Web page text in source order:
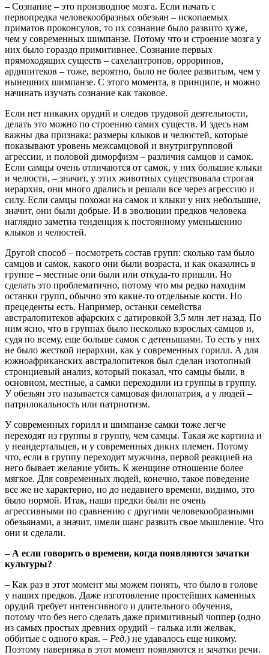
– Сознание – это производное мозга. Если начать с
первопредка человекообразных обезьян – ископаемых
приматов проконсулов, то их сознание было развито хуже,
чем у современных шимпанзе. Потому что и строение мозга у
них было гораздо примитивнее. Сознание первых
прямоходящих существ – сахелантропов, орроринов,
ардипитеков – тоже, вероятно, было не более развитым, чем у
нынешних шимпанзе. С этого момента, в принципе, и можно
начинать изучать сознание как таковое.
Если нет никаких орудий и следов трудовой деятельности,
делать это можно по строению самих существ. И здесь нам
важны два признака: размеры клыков и челюстей, которые
показывают уровень межсамцовой и внутригрупповой
агрессии, и половой диморфизм – различия самцов и самок.
Если самцы очень отличаются от самок, у них большие клыки
и челюсти, – значит, у этих животных существовала строгая
иерархия, они много дрались и решали все через агрессию и
силу. Если самцы похожи на самок и клыки у них небольшие,
значит, они были добрые. И в эволюции предков человека
наглядно заметна тенденция к постоянному уменьшению
клыков и челюстей.
Другой способ – посмотреть состав групп: сколько там было
самцов и самок, какого они были возраста, и как оказались в
группе – местные они были или откуда-то пришли. Но
сделать это проблематично, потому что мы редко находим
останки групп, обычно это какие-то отдельные кости. Но
прецеденты есть. Например, останки семейства
австралопитеков афарских с датировкой 3,5 млн лет назад. По
ним ясно, что в группах было несколько взрослых самцов и,
судя по всему, еще больше самок с детенышами. То есть у них
не было жесткой иерархии, как у современных горилл. А для
южноафриканских австралопитеков был сделан изотопный
стронциевый анализ, который показал, что самцы были, в
основном, местные, а самки переходили из группы в группу.
У обезьян это называется самцовая филопатрия, а у людей –
патрилокальность или патриотизм.
У современных горилл и шимпанзе самки тоже легче
переходят из группы в группу, чем самцы. Такая же картина и
у неандертальцев, и у современных диких племен. Потому
что, если в группу переходит мужчина, первой реакцией на
него бывает желание убить. К женщине отношение более
мягкое. Для современных людей, конечно, такое поведение
все же не характерно, но до недавнего времени, видимо, это
было нормой. Итак, наши предки были не очень
агрессивными по сравнению с другими человекообразными
обезьянами, а значит, имели шанс развить свое мышление. Что
они и сделали.
– А если говорить о времени, когда появляются зачатки
культуры?
– Как раз в этот момент мы можем понять, что было в голове
у наших предков. Даже изготовление простейших каменных
орудий требует интенсивного и длительного обучения,
потому что без него сделать даже примитивный чоппер (одно
из самых простых древних орудий – галька или желвак,
оббитые с одного края. – Ред.) не удавалось еще никому.
Поэтому наверняка в этот момент появляются и зачатки речи.